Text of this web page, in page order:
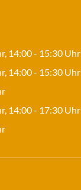
14:00 - 15:30 Uhr
14:00 - 15:30 Uhr
14:00 - 17:30 Uhr